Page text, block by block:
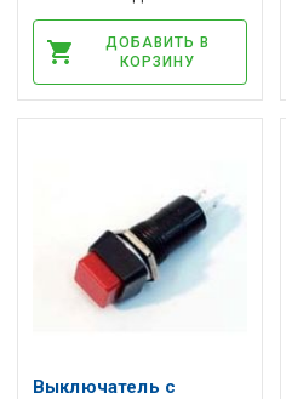
красная подсветка;
ТНТ
ДОБАВИТЬ В
КОРЗИНУ
Выключатель с